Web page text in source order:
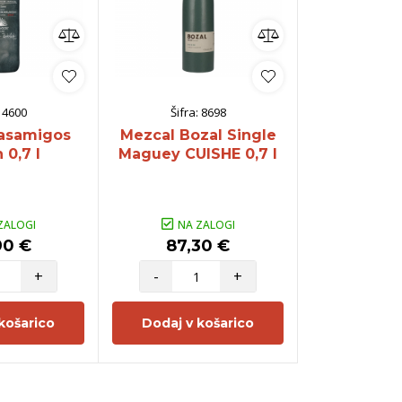
4600
0,7 l
€
+
Šifra: 8698
Mezcal Bozal Single
Maguey CUISHE 0,7 l
NA ZALOGI
87,30 €
-
+
Dodaj v košarico